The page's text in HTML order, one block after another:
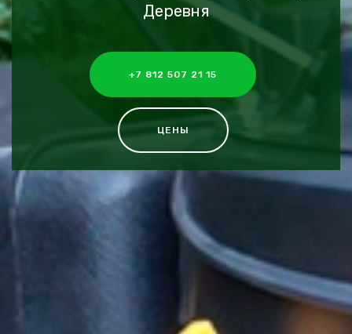
Деревня
+7 812 507 21 15
ЦЕНЫ